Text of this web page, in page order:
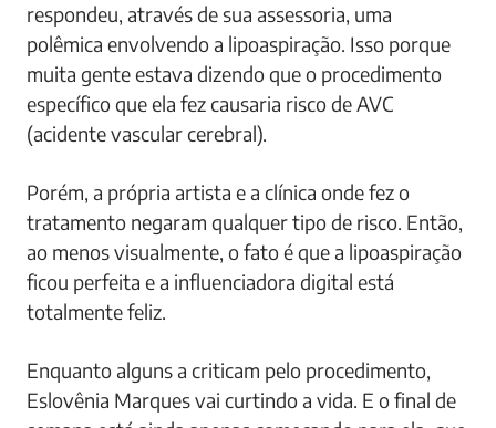
respondeu, através de sua assessoria, uma
polêmica envolvendo a lipoaspiração. Isso porque
muita gente estava dizendo que o procedimento
específico que ela fez causaria risco de AVC
(acidente vascular cerebral).
Porém, a própria artista e a clínica onde fez o
tratamento negaram qualquer tipo de risco. Então,
ao menos visualmente, o fato é que a lipoaspiração
ficou perfeita e a influenciadora digital está
totalmente feliz.
Enquanto alguns a criticam pelo procedimento,
Eslovênia Marques vai curtindo a vida. E o final de